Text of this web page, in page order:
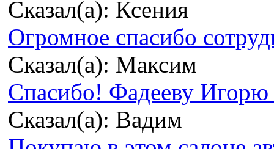
Сказал(а): Ксения
Огромное спасибо
Сказал(а): Максим
Спасибо! Фадееву Игорю
Сказал(а): Вадим